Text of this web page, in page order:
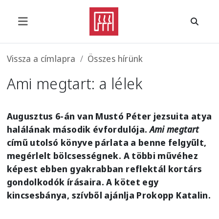
Morzsa
Vissza a címlapra Összes hírünk
Ami megtart: a lélek
Augusztus 6-án van Mustó Péter jezsuita atya
halálának második évfordulója.Ami megtart
című utolsó könyve párlata a benne felgyűlt,
megérlelt bölcsességnek. A többi művéhez
képest ebben gyakrabban reflektál kortárs
gondolkodók írásaira. A kötet egy
kincsesbánya, szívből ajánlja Prokopp Katalin.